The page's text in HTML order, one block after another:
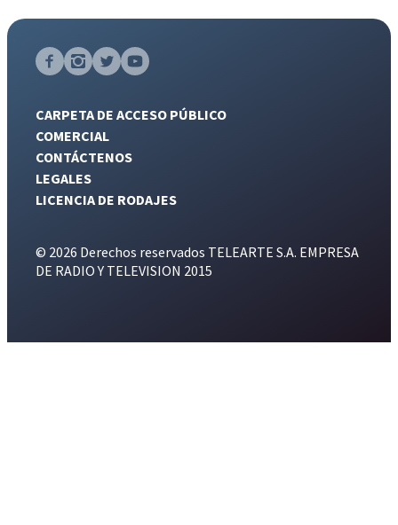
CARPETA DE ACCESO PÚBLICO
COMERCIAL
CONTÁCTENOS
LEGALES
LICENCIA DE RODAJES
© 2026 Derechos reservados TELEARTE S.A. EMPRESA
DE RADIO Y TELEVISION 2015